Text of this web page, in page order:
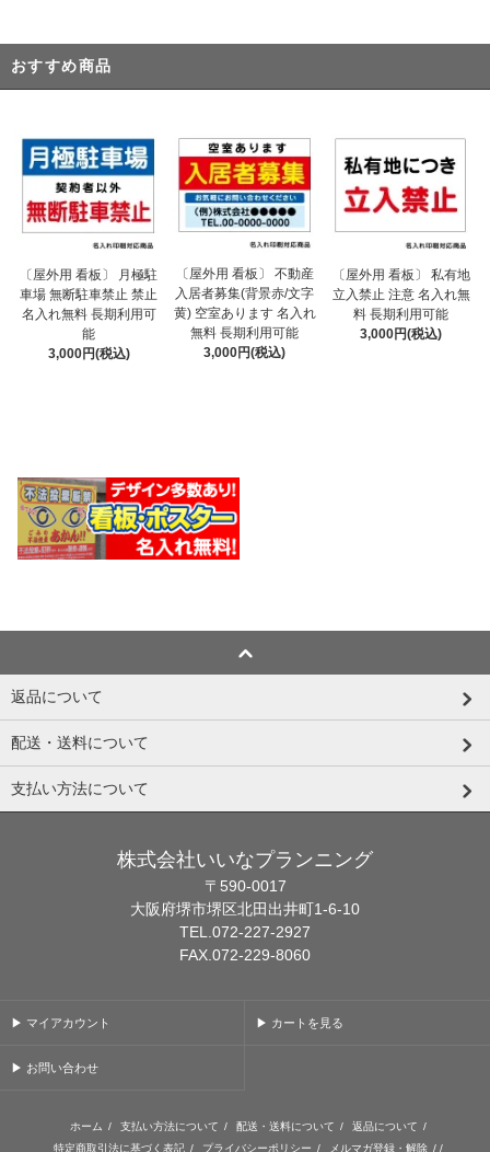
おすすめ商品
〔屋外用 看板〕 月極駐
車場 無断駐車禁止 禁止
名入れ無料 長期利用可
能
3,000円(税込)
〔屋外用 看板〕 不動産
入居者募集(背景赤/文字
黄) 空室あります 名入れ
無料 長期利用可能
3,000円(税込)
〔屋外用 看板〕 私有地
立入禁止 注意 名入れ無
料 長期利用可能
3,000円(税込)
返品について
配送・送料について
支払い方法について
株式会社いいなプランニング
〒590-0017
大阪府堺市堺区北田出井町1-6-10
TEL.072-227-2927
FAX.072-229-8060
▶ マイアカウント ▶ カートを見る
▶ お問い合わせ
ホーム / 支払い方法について / 配送・送料について / 返品について /
特定商取引法に基づく表記 / プライバシーポリシー / メルマガ登録・解除 / /